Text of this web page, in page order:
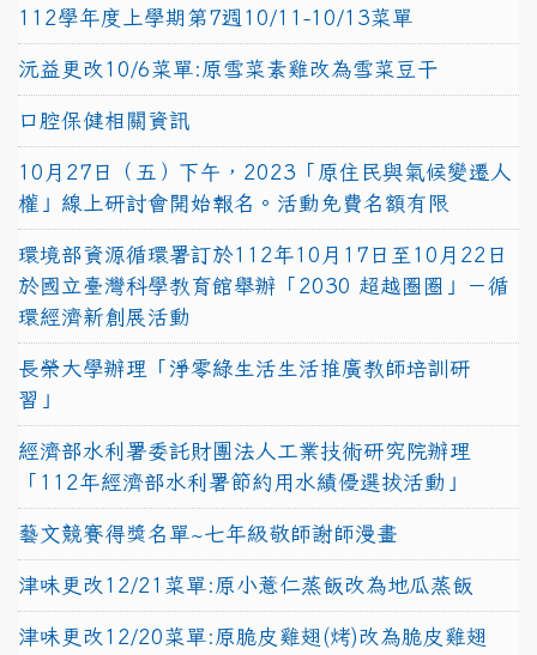
112學年度上學期第7週10/11-10/13菜單
沅益更改10/6菜單:原雪菜素雞改為雪菜豆干
口腔保健相關資訊
10月27日（五）下午，2023「原住民與氣候變遷人
權」線上研討會開始報名。活動免費名額有限
環境部資源循環署訂於112年10月17日至10月22日
於國立臺灣科學教育館舉辦「2030 超越圈圈」－循
環經濟新創展活動
長榮大學辦理「淨零綠生活生活推廣教師培訓研
習」
經濟部水利署委託財團法人工業技術研究院辦理
「112年經濟部水利署節約用水績優選拔活動」
藝文競賽得獎名單~七年級敬師謝師漫畫
津味更改12/21菜單:原小薏仁蒸飯改為地瓜蒸飯
津味更改12/20菜單:原脆皮雞翅(烤)改為脆皮雞翅